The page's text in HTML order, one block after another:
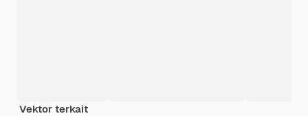
Vektor terkait